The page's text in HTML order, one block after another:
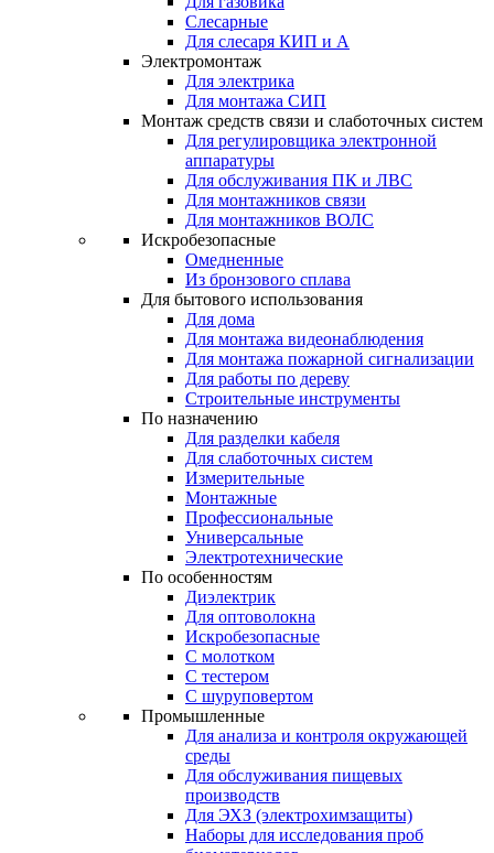
Слесарные
Для слесаря КИП и А
Электромонтаж
Для электрика
Для монтажа СИП
Монтаж средств связи и слаботочных систем
Для регулировщика электронной
аппаратуры
Для обслуживания ПК и ЛВС
Для монтажников связи
Для монтажников ВОЛС
Искробезопасные
Омедненные
Из бронзового сплава
Для бытового использования
Для дома
Для монтажа видеонаблюдения
Для монтажа пожарной сигнализации
Для работы по дереву
Строительные инструменты
По назначению
Для разделки кабеля
Для слаботочных систем
Измерительные
Монтажные
Профессиональные
Универсальные
Электротехнические
По особенностям
Диэлектрик
Для оптоволокна
Искробезопасные
С молотком
С тестером
С шуруповертом
Промышленные
Для анализа и контроля окружающей
среды
Для обслуживания пищевых
производств
Для ЭХЗ (электрохимзащиты)
Наборы для исследования проб